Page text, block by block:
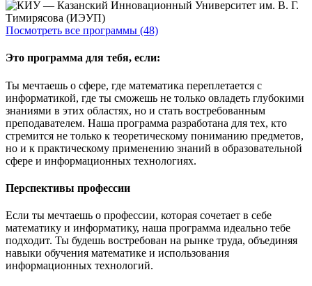
Посмотреть все программы (48)
Это программа для тебя, если:
Ты мечтаешь о сфере, где математика переплетается с
информатикой, где ты сможешь не только овладеть глубокими
знаниями в этих областях, но и стать востребованным
преподавателем. Наша программа разработана для тех, кто
стремится не только к теоретическому пониманию предметов,
но и к практическому применению знаний в образовательной
сфере и информационных технологиях.
Перспективы профессии
Если ты мечтаешь о профессии, которая сочетает в себе
математику и информатику, наша программа идеально тебе
подходит. Ты будешь востребован на рынке труда, объединяя
навыки обучения математике и использования
информационных технологий.